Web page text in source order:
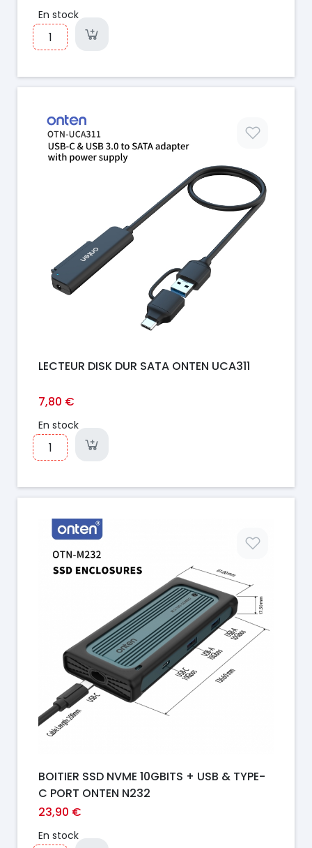
En stock
Prix
LECTEUR DISK DUR SATA ONTEN UCA311
7,80 €
En stock
Prix
BOITIER SSD NVME 10GBITS + USB & TYPE-
C PORT ONTEN N232
23,90 €
En stock